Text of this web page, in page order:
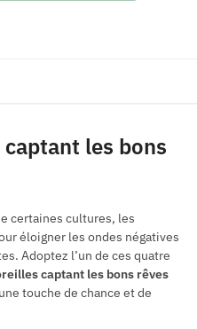
captant les bons
certaines cultures, les
éloigner les ondes négatives
Adoptez l’un de ces quatre
captant les bons rêves
touche de chance et de